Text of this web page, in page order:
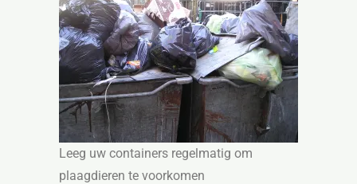
Leeg uw containers regelmatig om
plaagdieren te voorkomen